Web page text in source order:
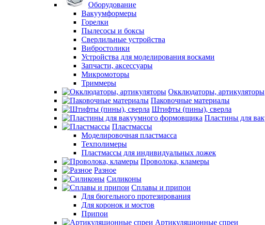
Оборудование
Вакуумформеры
Горелки
Пылесосы и боксы
Сверлильные устройства
Вибростолики
Устройства для моделирования восками
Запчасти, аксессуары
Микромоторы
Триммеры
Окклюдаторы, артикуляторы
Паковочные материалы
Штифты (пины), сверла
Пластины для
Пластмассы
Моделировочная пластмасса
Техполимеры
Пластмассы для индивидуальных ложек
Проволока, кламеры
Разное
Силиконы
Сплавы и припои
Для бюгельного протезирования
Для коронок и мостов
Припои
Артикуляционные спреи